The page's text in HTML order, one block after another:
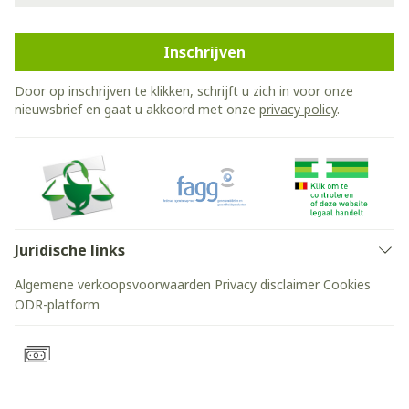
Inschrijven
Door op inschrijven te klikken, schrijft u zich in voor onze
nieuwsbrief en gaat u akkoord met onze privacy policy.
Juridische links
Algemene verkoopsvoorwaarden Privacy disclaimer Cookies
ODR-platform